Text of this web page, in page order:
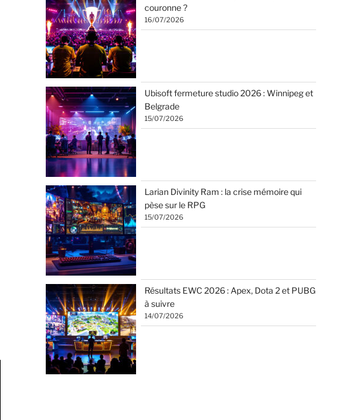
couronne ?
16/07/2026
Ubisoft fermeture studio 2026 : Winnipeg et
Belgrade
15/07/2026
Larian Divinity Ram : la crise mémoire qui
pèse sur le RPG
15/07/2026
Résultats EWC 2026 : Apex, Dota 2 et PUBG
à suivre
14/07/2026